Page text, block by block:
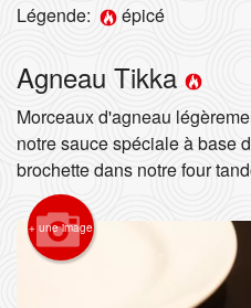
Panier (0)
Légende: épicé
Agneau Tikka
Morceaux d'agneau
notre sauce spéciale à base
brochette dans notre four
+ une image